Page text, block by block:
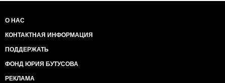
О НАС
КОНТАКТНАЯ ИНФОРМАЦИЯ
ПОДДЕРЖАТЬ
ФОНД ЮРИЯ БУТУСОВА
РЕКЛАМА